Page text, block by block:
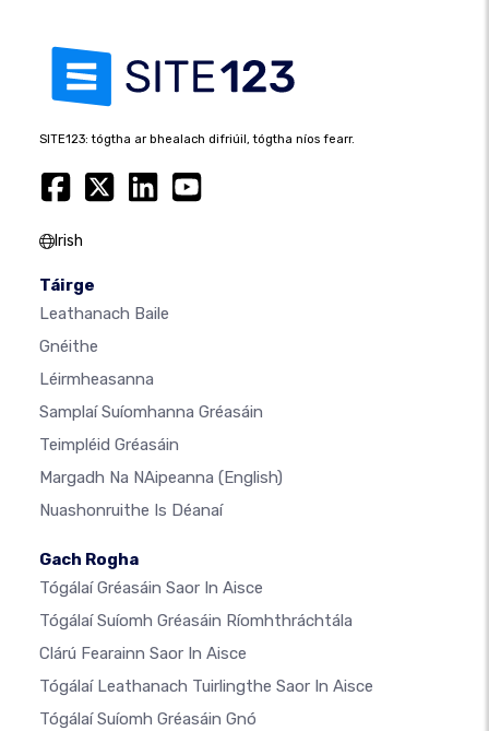
SITE123: tógtha ar bhealach difriúil, tógtha níos fearr.
Irish
Táirge
Leathanach Baile
Gnéithe
Léirmheasanna
Samplaí Suíomhanna Gréasáin
Teimpléid Gréasáin
Margadh Na NAipeanna (English)
Nuashonruithe Is Déanaí
Gach Rogha
Tógálaí Gréasáin Saor In Aisce
Tógálaí Suíomh Gréasáin Ríomhthráchtála
Clárú Fearainn Saor In Aisce
Tógálaí Leathanach Tuirlingthe Saor In Aisce
Tógálaí Suíomh Gréasáin Gnó